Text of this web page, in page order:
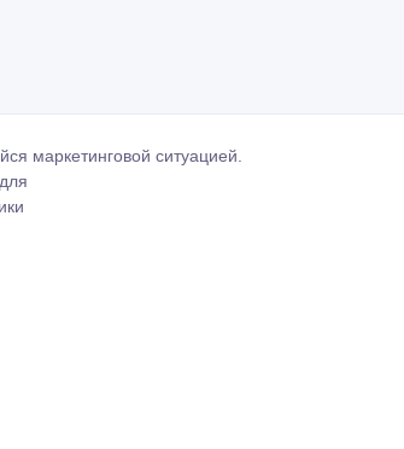
маркетинговой ситуацией.